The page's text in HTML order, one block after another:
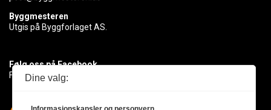
Byggmesteren
Utgis på Byggforlaget AS.
Følg oss på Facebook
Få med deg det siste innen byggebransjen
Dine valg: